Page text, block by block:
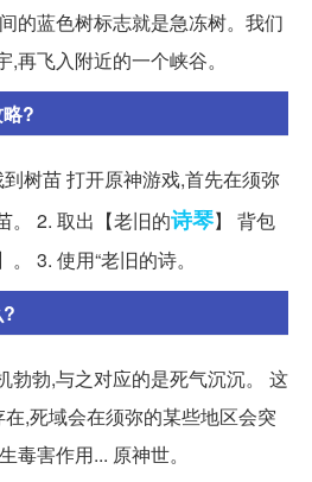
的蓝色树标志就是急冻树。我们
再飞入附近的一个峡谷。
?
树苗 打开原神游戏,首先在须弥
。 2. 取出【老旧的诗琴】 背包
3. 使用“老旧的诗。
勃勃,与之对应的是死气沉沉。 这
在,死域会在须弥的某些地区会突
毒害作用... 原神世。